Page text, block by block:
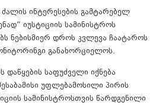
ინტერესების გამტარებელ
იუსტიციის სამინისტროს
ნებისმიერ დროს კვლევა ჩაატაროს
განახორციელოს.
საფუძველი იქნება
უფლებამოსილი პირის
სამინისტროსთვის წარდგენილი